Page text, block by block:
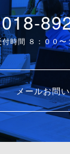
018-
付時間 ８：００〜
メールお問